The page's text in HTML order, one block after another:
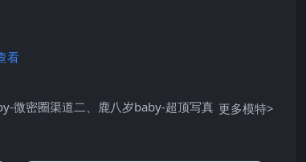
看
微密圈渠道二、 鹿八岁baby-超顶写真 更多模特>